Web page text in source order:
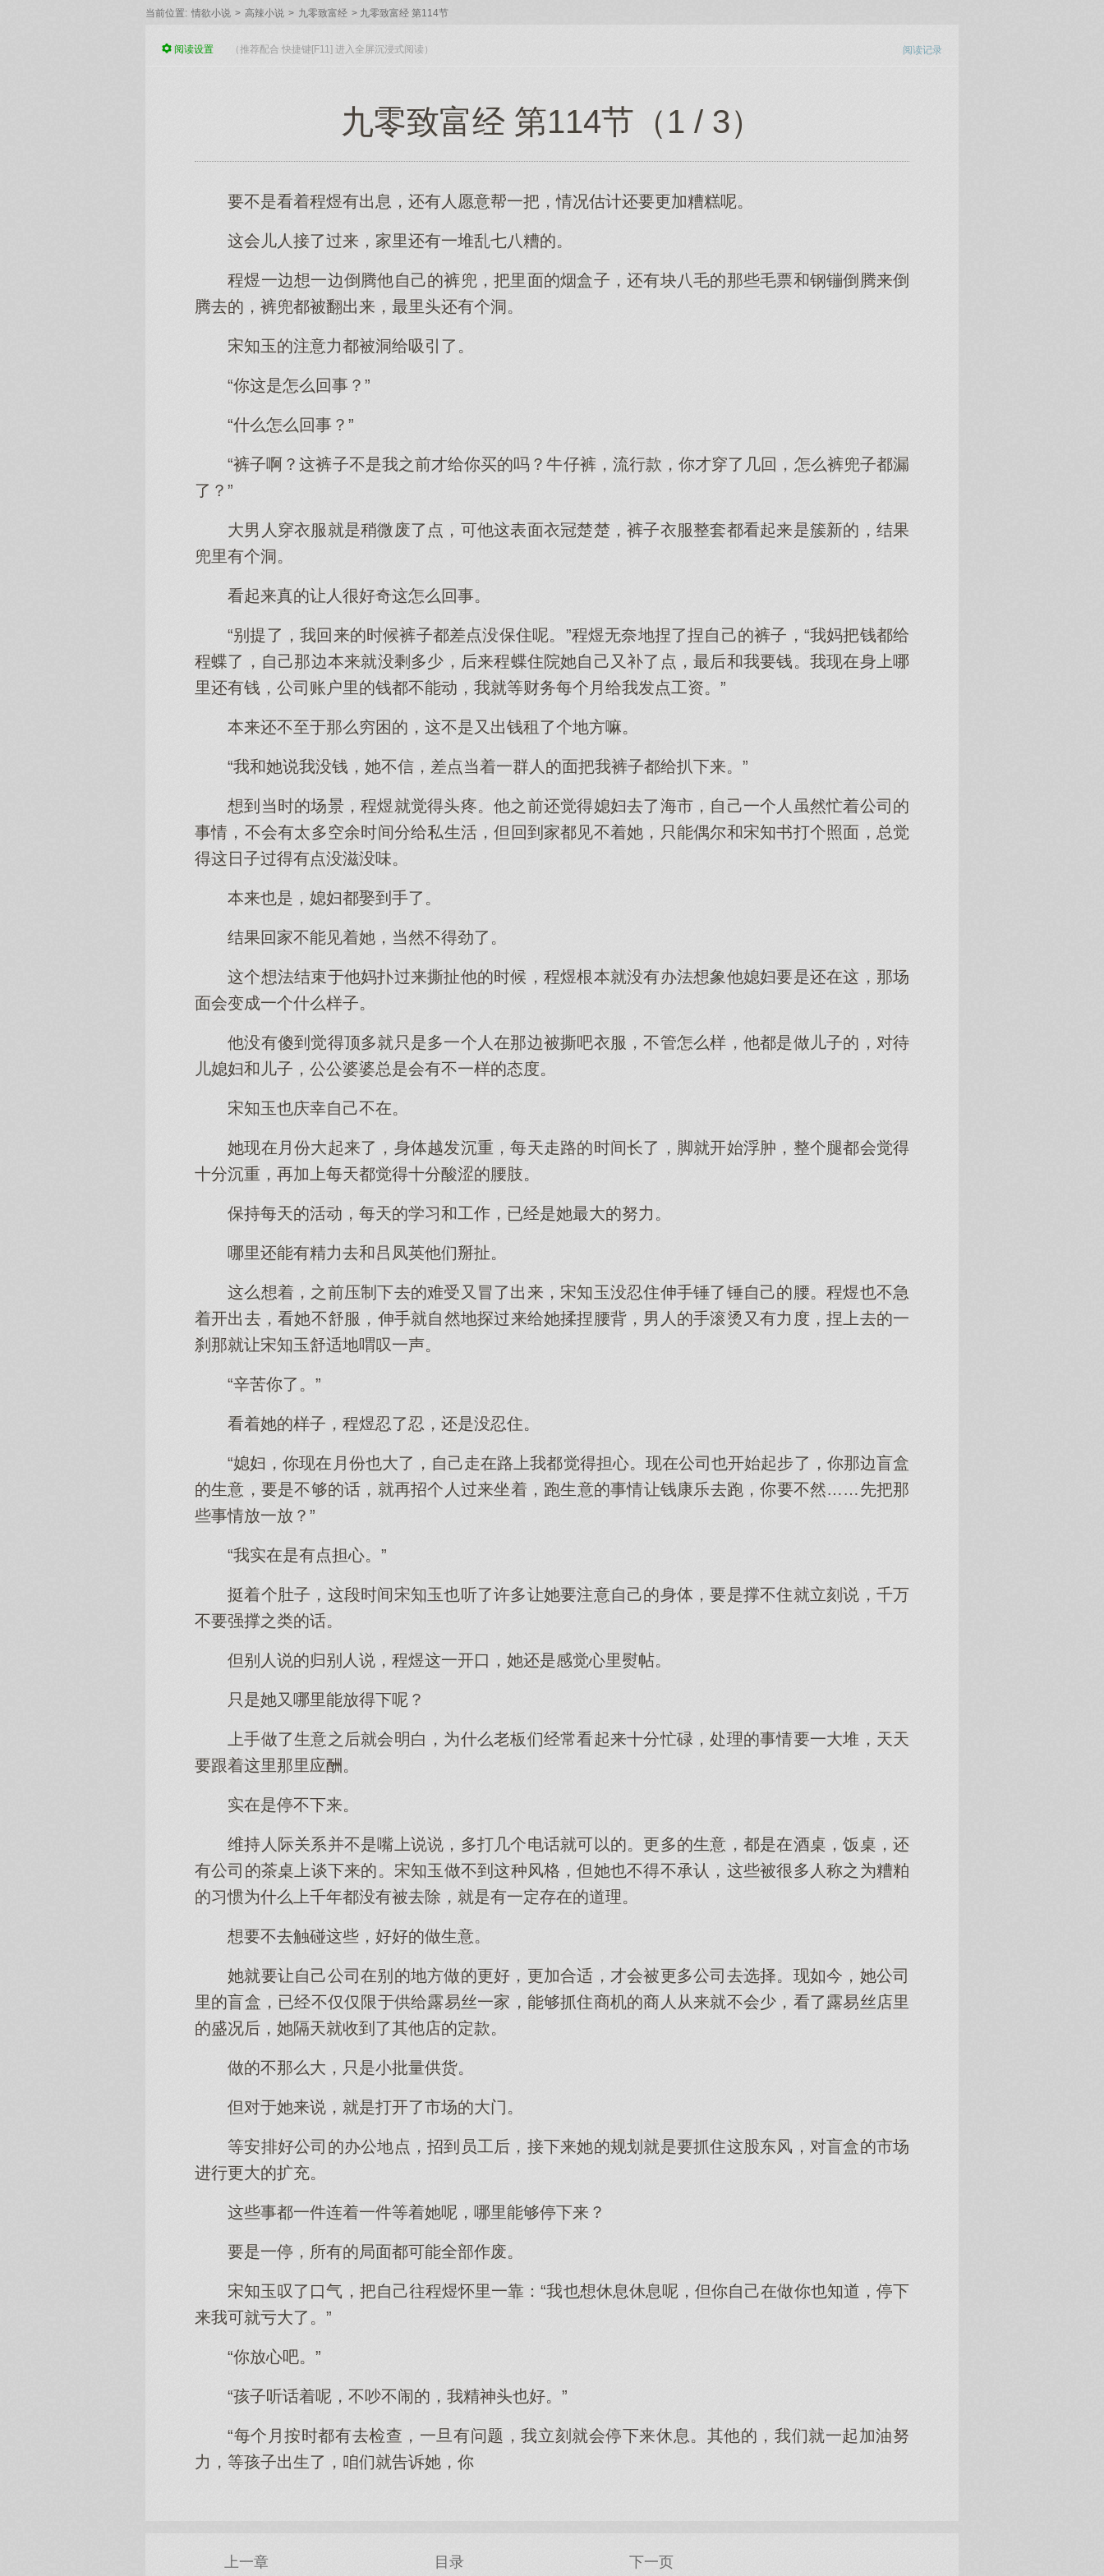
当前位置: 情欲小说 > 高辣小说 > 九零致富经 > 九零致富经 第114节
阅读记录
阅读设置 （推荐配合 快捷键[F11] 进入全屏沉浸式阅读）
九零致富经 第114节（1 / 3）
要不是看着程煜有出息，还有人愿意帮一把，情况估计还要更加糟糕呢。
这会儿人接了过来，家里还有一堆乱七八糟的。
程煜一边想一边倒腾他自己的裤兜，把里面的烟盒子，还有块八毛的那些毛票和钢镚倒腾来倒
腾去的，裤兜都被翻出来，最里头还有个洞。
宋知玉的注意力都被洞给吸引了。
“你这是怎么回事？”
“什么怎么回事？”
“裤子啊？这裤子不是我之前才给你买的吗？牛仔裤，流行款，你才穿了几回，怎么裤兜子都漏
了？”
大男人穿衣服就是稍微废了点，可他这表面衣冠楚楚，裤子衣服整套都看起来是簇新的，结果
兜里有个洞。
看起来真的让人很好奇这怎么回事。
“别提了，我回来的时候裤子都差点没保住呢。”程煜无奈地捏了捏自己的裤子，“我妈把钱都给
程蝶了，自己那边本来就没剩多少，后来程蝶住院她自己又补了点，最后和我要钱。我现在身上哪
里还有钱，公司账户里的钱都不能动，我就等财务每个月给我发点工资。”
本来还不至于那么穷困的，这不是又出钱租了个地方嘛。
“我和她说我没钱，她不信，差点当着一群人的面把我裤子都给扒下来。”
想到当时的场景，程煜就觉得头疼。他之前还觉得媳妇去了海市，自己一个人虽然忙着公司的
事情，不会有太多空余时间分给私生活，但回到家都见不着她，只能偶尔和宋知书打个照面，总觉
得这日子过得有点没滋没味。
本来也是，媳妇都娶到手了。
结果回家不能见着她，当然不得劲了。
这个想法结束于他妈扑过来撕扯他的时候，程煜根本就没有办法想象他媳妇要是还在这，那场
面会变成一个什么样子。
他没有傻到觉得顶多就只是多一个人在那边被撕吧衣服，不管怎么样，他都是做儿子的，对待
儿媳妇和儿子，公公婆婆总是会有不一样的态度。
宋知玉也庆幸自己不在。
她现在月份大起来了，身体越发沉重，每天走路的时间长了，脚就开始浮肿，整个腿都会觉得
十分沉重，再加上每天都觉得十分酸涩的腰肢。
保持每天的活动，每天的学习和工作，已经是她最大的努力。
哪里还能有精力去和吕凤英他们掰扯。
这么想着，之前压制下去的难受又冒了出来，宋知玉没忍住伸手锤了锤自己的腰。程煜也不急
着开出去，看她不舒服，伸手就自然地探过来给她揉捏腰背，男人的手滚烫又有力度，捏上去的一
刹那就让宋知玉舒适地喟叹一声。
“辛苦你了。”
看着她的样子，程煜忍了忍，还是没忍住。
“媳妇，你现在月份也大了，自己走在路上我都觉得担心。现在公司也开始起步了，你那边盲盒
的生意，要是不够的话，就再招个人过来坐着，跑生意的事情让钱康乐去跑，你要不然……先把那
些事情放一放？”
“我实在是有点担心。”
挺着个肚子，这段时间宋知玉也听了许多让她要注意自己的身体，要是撑不住就立刻说，千万
不要强撑之类的话。
但别人说的归别人说，程煜这一开口，她还是感觉心里熨帖。
只是她又哪里能放得下呢？
上手做了生意之后就会明白，为什么老板们经常看起来十分忙碌，处理的事情要一大堆，天天
要跟着这里那里应酬。
实在是停不下来。
维持人际关系并不是嘴上说说，多打几个电话就可以的。更多的生意，都是在酒桌，饭桌，还
有公司的茶桌上谈下来的。宋知玉做不到这种风格，但她也不得不承认，这些被很多人称之为糟粕
的习惯为什么上千年都没有被去除，就是有一定存在的道理。
想要不去触碰这些，好好的做生意。
她就要让自己公司在别的地方做的更好，更加合适，才会被更多公司去选择。现如今，她公司
里的盲盒，已经不仅仅限于供给露易丝一家，能够抓住商机的商人从来就不会少，看了露易丝店里
的盛况后，她隔天就收到了其他店的定款。
做的不那么大，只是小批量供货。
但对于她来说，就是打开了市场的大门。
等安排好公司的办公地点，招到员工后，接下来她的规划就是要抓住这股东风，对盲盒的市场
进行更大的扩充。
这些事都一件连着一件等着她呢，哪里能够停下来？
要是一停，所有的局面都可能全部作废。
宋知玉叹了口气，把自己往程煜怀里一靠：“我也想休息休息呢，但你自己在做你也知道，停下
来我可就亏大了。”
“你放心吧。”
“孩子听话着呢，不吵不闹的，我精神头也好。”
“每个月按时都有去检查，一旦有问题，我立刻就会停下来休息。其他的，我们就一起加油努
力，等孩子出生了，咱们就告诉她，你
上一章 目录 下一页